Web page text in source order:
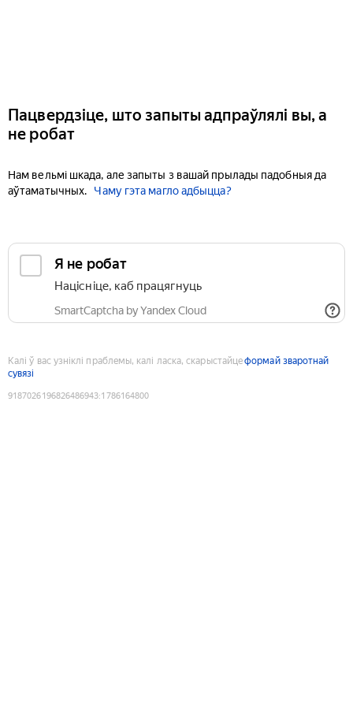
Пацвердзіце, што запыты адпраўлялі вы, а
не робат
Нам вельмі шкада, але запыты з вашай прылады падобныя да
аўтаматычных.
Чаму гэта магло адбыцца?
Я не робат
Націсніце, каб працягнуць
SmartCaptcha by Yandex Cloud
Калі ў вас узніклі праблемы, калі ласка, скарыстайцеформай зваротнай
сувязі
9187026196826486943:1786164800